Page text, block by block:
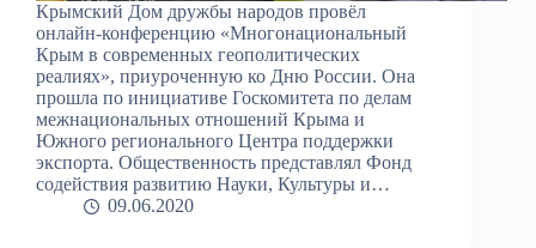
Крымский Дом дружбы народов провёл
онлайн-конференцию «Многонациональный
Крым в современных геополитических
реалиях», приуроченную ко Дню России. Она
прошла по инициативе Госкомитета по делам
межнациональных отношений Крыма и
Южного регионального Центра поддержки
экспорта. Общественность представлял Фонд
содействия развитию Науки, Культуры и…
09.06.2020